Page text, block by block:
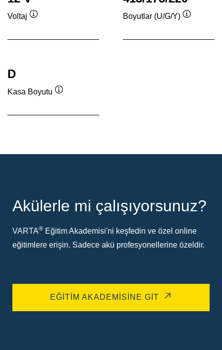
Voltaj
Boyutlar (U/G/Y)
D
Kasa Boyutu
Akülerle mi çalışıyorsunuz?
VARTA® Eğitim Akademisi'ni keşfedin ve özel online
eğitimlere erişin. Sadece akü profesyonellerine özeldir.
EĞITIM AKADEMISINE GIT